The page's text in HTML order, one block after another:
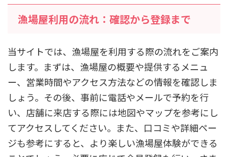
漁場屋利用の流れ：確認から登録まで
当サイトでは、漁場屋を利用する際の流れをご案内
します。まずは、漁場屋の概要や提供するメニュ
ー、営業時間やアクセス方法などの情報を確認しま
しょう。その後、事前に電話やメールで予約を行
い、店舗に来店する際には地図やマップを参考にし
てアクセスしてください。また、口コミや詳細ペー
ジも参考にすると、より楽しい漁場屋体験ができる